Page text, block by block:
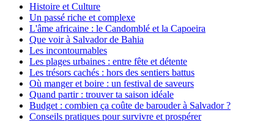
Histoire et Culture
Un passé riche et complexe
L'âme africaine : le Candomblé et la Capoeira
Que voir à Salvador de Bahia
Les incontournables
Les plages urbaines : entre fête et détente
Les trésors cachés : hors des sentiers battus
Où manger et boire : un festival de saveurs
Quand partir : trouver ta saison idéale
Budget : combien ça coûte de barouder à Salvador ?
Conseils pratiques pour survivre et prospérer